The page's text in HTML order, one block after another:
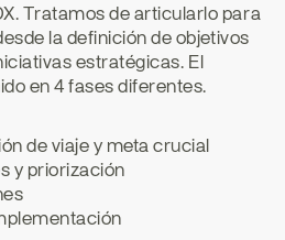
Tratamos de articularlo para
la definición de objetivos
estratégicas. El
en 4 fases diferentes.
de viaje y meta crucial
y priorización